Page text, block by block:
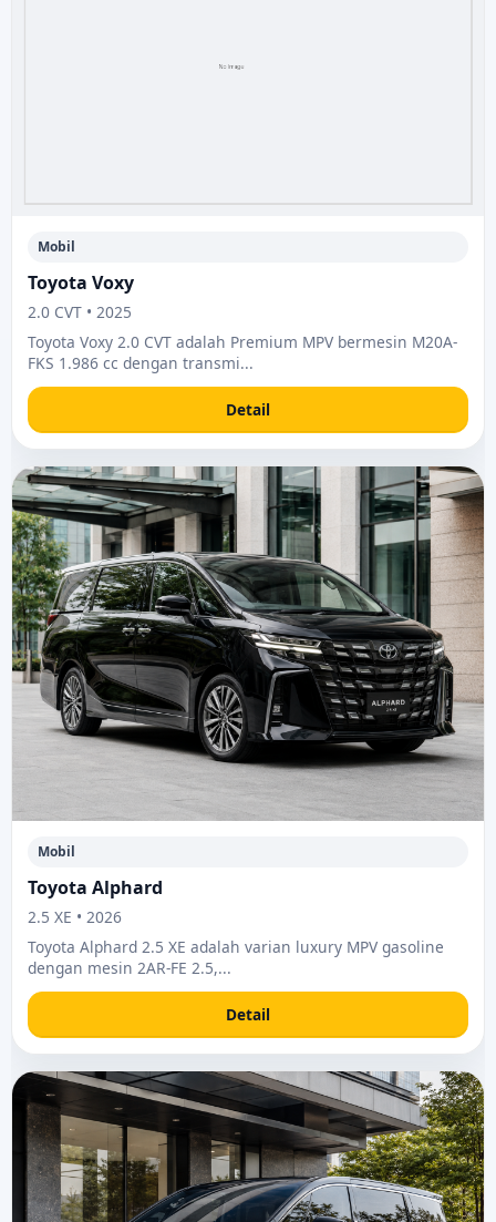
Mobil
Toyota Voxy
2.0 CVT • 2025
Toyota Voxy 2.0 CVT adalah Premium MPV bermesin M20A-
FKS 1.986 cc dengan transmi...
Detail
Mobil
Toyota Alphard
2.5 XE • 2026
Toyota Alphard 2.5 XE adalah varian luxury MPV gasoline
dengan mesin 2AR-FE 2.5,...
Detail